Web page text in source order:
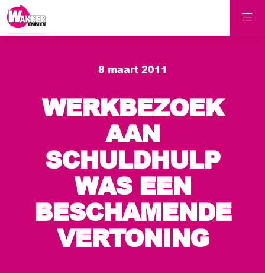
8 maart 2011
WERKBEZOEK
AAN
SCHULDHULP
WAS EEN
BESCHAMENDE
VERTONING